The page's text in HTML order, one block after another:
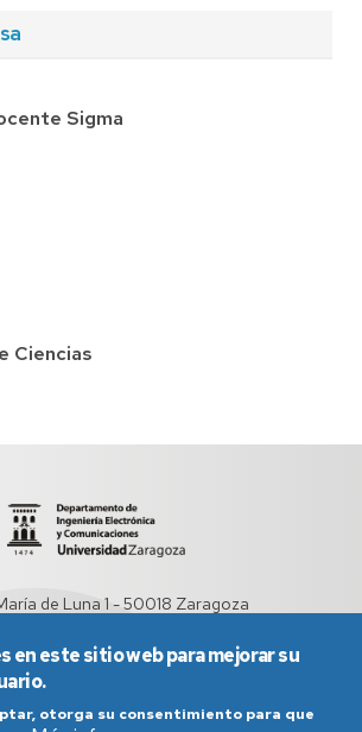
Sigma
Ciencias
de Luna 1 - 50018 Zaragoza
en este sitio web para mejorar su
otorga su consentimiento para que